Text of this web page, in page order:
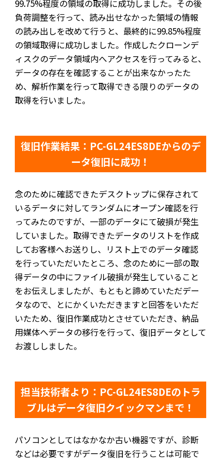
99.75%程度の領域の取得に成功しました。その後
負荷調整を行って、読み出せなかった領域の情報
の読み出しを改めて行うと、最終的に99.85%程度
の領域取得に成功しました。作成したクローンデ
ィスクのデータ領域内へアクセスを行ってみると、
データの存在を確認することが出来なかったた
め、解析作業を行って取得できる限りのデータの
取得を行いました。
復旧作業結果：PC-GL24ES8DEからのデ
ータ復旧に成功！
念のために確認できたデスクトップに保存されて
いるデータに対してランダムにオープン確認を行
ってみたのですが、一部のデータにて破損が発生
していました。取得できたデータのリストを作成
してお客様へお送りし、リスト上でのデータ確認
を行っていただいたところ、念のために一部の取
得データの中にファイル破損が発生していること
をお伝えしましたが、もともと諦めていただデー
タなので、とにかくいただきますと回答をいただ
いたため、復旧作業成功とさせていただき、納品
用媒体へデータの移行を行って、復旧データとして
お渡ししました。
担当技術者より：PC-GL24ES8DEのトラ
ブルはデータ復旧クイックマンまで！
パソコンとしてはなかなか古い機器ですが、診断
などは必要ですがデータ復旧を行うことは可能で